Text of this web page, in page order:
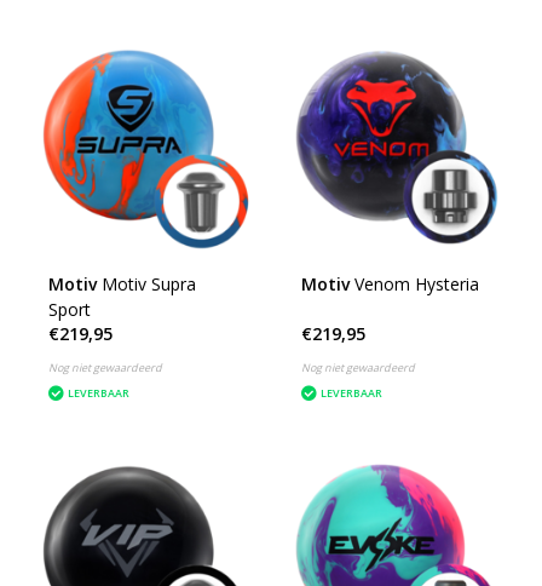
Motiv Motiv Supra
Sport
€219,95
Nog niet gewaardeerd
LEVERBAAR
Motiv Venom Hysteria
€219,95
Nog niet gewaardeerd
LEVERBAAR